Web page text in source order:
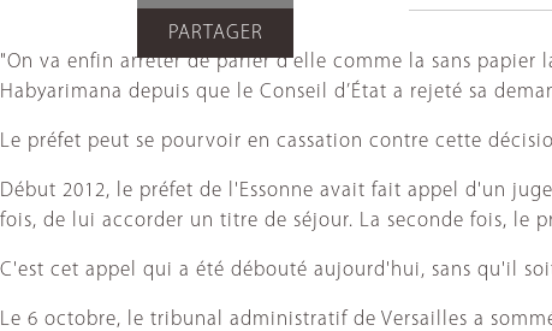
PARTAGER
"On va enfin arrêter de parler d'elle comme la sans
Habyarimana depuis que le Conseil d’État a rejeté sa
Le préfet peut se pourvoir en cassation contre cette
Début 2012, le préfet de l'Essonne avait fait appel d'un
fois, de lui accorder un titre de séjour. La seconde fois,
C'est cet appel qui a été débouté aujourd'hui, sans qu'il
Le 6 octobre, le tribunal administratif de Versailles a